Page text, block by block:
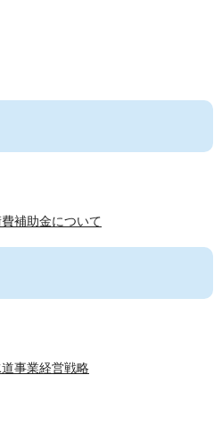
補助金について
事業経営戦略